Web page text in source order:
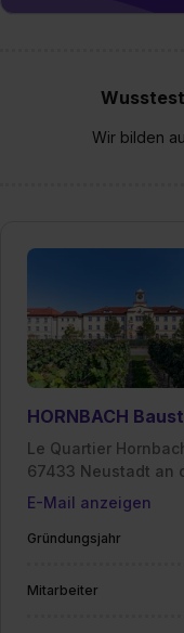
Wir bilden
HORNBACH
Le Quartier
67433 Neustadt an
E-Mail anzeigen
Gründungsjahr
Mitarbeiter